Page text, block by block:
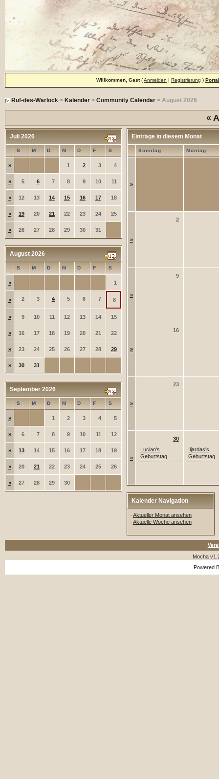
Willkommen, Gast(Anmelden | Registrierung ) Portal
Ruf-des-Warlock> Kalender> Community Calendar> August 2026
«
Juli 2026
S M D M D F S
» 1 2 3 4
» 5 6 7 8 9 10 11
» 12 13 14 15 16 17 18
» 19 20 21 22 23 24 25
» 26 27 28 29 30 31
August 2026
S M D M D F S
» 1
» 2 3 4 5 6 7 8
» 9 10 11 12 13 14 15
» 16 17 18 19 20 21 22
» 23 24 25 26 27 28 29
» 30 31
September 2026
S M D M D F S
» 1 2 3 4 5
» 6 7 8 9 10 11 12
» 13 14 15 16 17 18 19
» 20 21 22 23 24 25 26
» 27 28 29 30
Einträge in diesem Monat
Sonntag Montag
»
»
2
»
9
»
16
»
23
»
30
Lucian's
Geburtstag
Iljardas's
Geburtstag
Kalender Navigation
· Aktueller Monat ansehen
· Aktuelle Woche ansehen
Mocha
Powered